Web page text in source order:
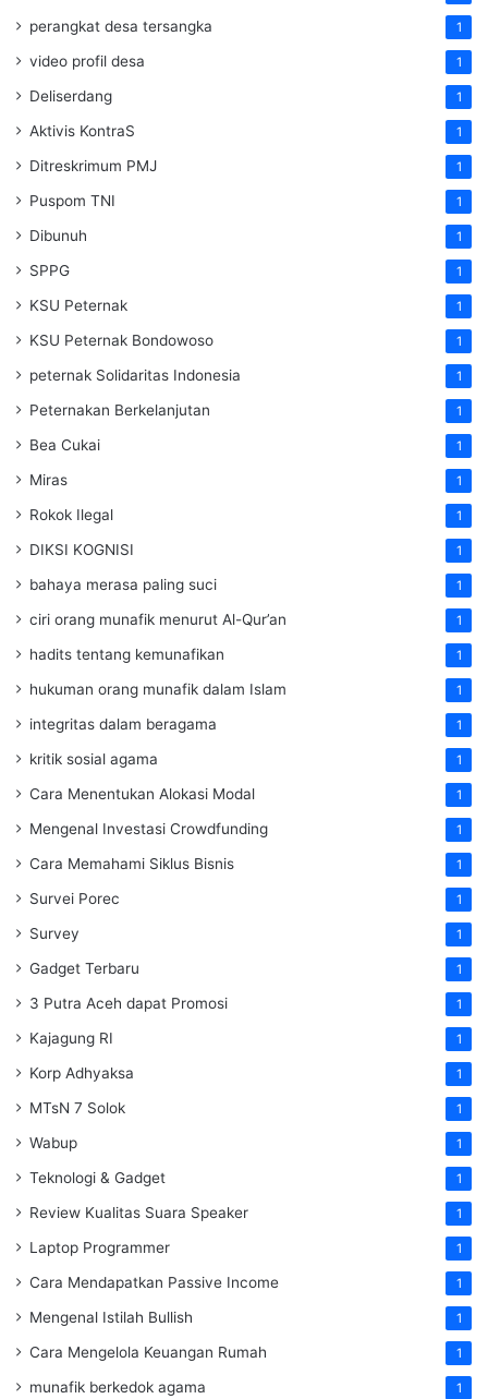
perangkat desa tersangka 1
video profil desa 1
Deliserdang 1
Aktivis KontraS 1
Ditreskrimum PMJ 1
Puspom TNI 1
Dibunuh 1
SPPG 1
KSU Peternak 1
KSU Peternak Bondowoso 1
peternak Solidaritas Indonesia 1
Peternakan Berkelanjutan 1
Bea Cukai 1
Miras 1
Rokok Ilegal 1
DIKSI KOGNISI 1
bahaya merasa paling suci 1
ciri orang munafik menurut Al-Qur’an 1
hadits tentang kemunafikan 1
hukuman orang munafik dalam Islam 1
integritas dalam beragama 1
kritik sosial agama 1
Cara Menentukan Alokasi Modal 1
Mengenal Investasi Crowdfunding 1
Cara Memahami Siklus Bisnis 1
Survei Porec 1
Survey 1
Gadget Terbaru 1
3 Putra Aceh dapat Promosi 1
Kajagung RI 1
Korp Adhyaksa 1
MTsN 7 Solok 1
Wabup 1
Teknologi & Gadget 1
Review Kualitas Suara Speaker 1
Laptop Programmer 1
Cara Mendapatkan Passive Income 1
Mengenal Istilah Bullish 1
Cara Mengelola Keuangan Rumah 1
munafik berkedok agama 1